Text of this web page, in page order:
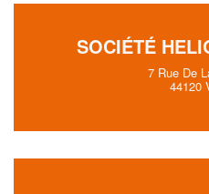
SOCIÉTÉ
7 Rue De
44120